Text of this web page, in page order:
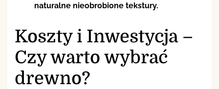
naturalne nieobrobione tekstury.
Koszty i Inwestycja –
Czy warto wybrać
drewno?